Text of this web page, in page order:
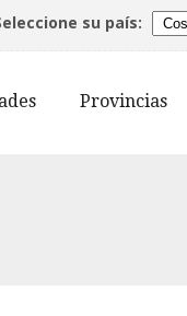
su país:
Provincias